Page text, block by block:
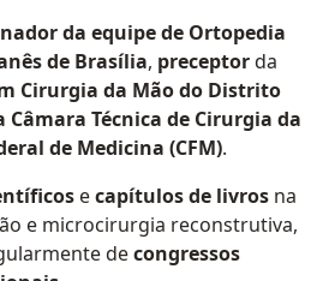
da equipe de Ortopedia
de Brasília, preceptorda
Cirurgia da Mão do Distrito
Câmara Técnica de Cirurgia da
de Medicina (CFM).
ecapítulos de livros na
e microcirurgia reconstrutiva,
decongressos